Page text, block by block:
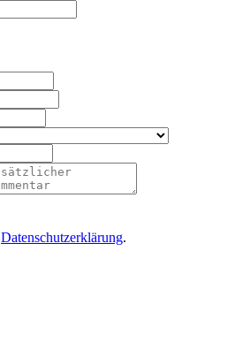
Datenschutzerklärung.